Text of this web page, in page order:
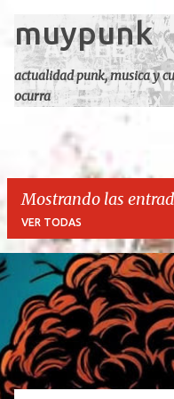
Ir al
muypunk
actualidad punk, musica y
ocurra
Mostrando las
VER TODAS
E
t
r
a